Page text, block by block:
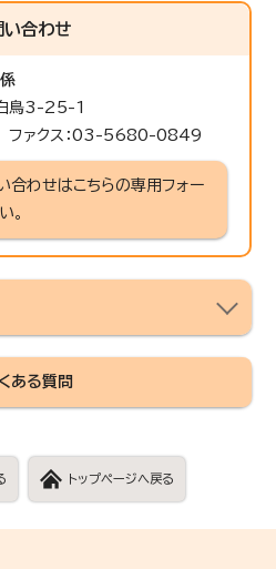
い合わせ
鳥3-25-1
ァクス：03-5680-0849
合わせはこちらの専用フォー
。
ある質問
トップページへ戻る